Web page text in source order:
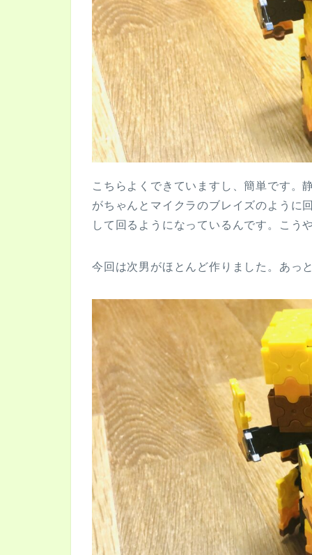
こちらよくできていますし、簡単です。
がちゃんとマイクラのブレイズのように
して回るようになっているんです。こう
今回は次男がほとんど作りました。あっ